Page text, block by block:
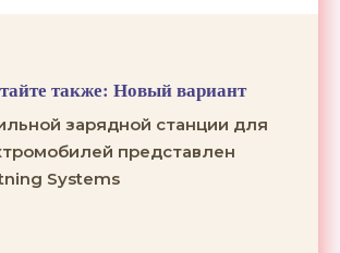
также: Новый вариант
зарядной станции для
представлен
Systems